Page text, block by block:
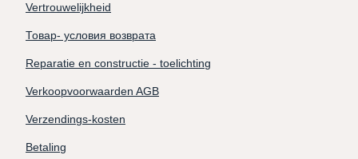
Vertrouwelijkheid
Товар- условия возврата
Reparatie en constructie - toelichting
Verkoopvoorwaarden AGB
Verzendings-kosten
Betaling